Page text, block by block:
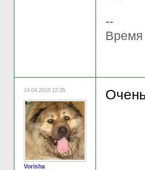
--
Время
14.04.2010 12:35
Vorisha